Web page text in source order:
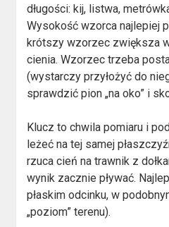
długości: kij, listwa,
Wysokość wzorca najlepiej
krótszy wzorzec zwiększa
cienia. Wzorzec trzeba
(wystarczy przyłożyć do
sprawdzić pion „na oko” i
Klucz to chwila pomiaru i
leżeć na tej samej
rzuca cień na trawnik z
wynik zacznie pływać.
płaskim odcinku, w
„poziom” terenu).